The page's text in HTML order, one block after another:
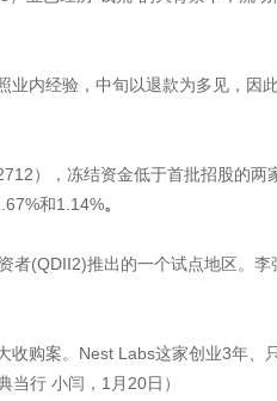
内经验，中旬以退款为多见，因
），冻结资金低于首批招股的两
和1.14%。
者(QDII2)推出的一个试点地区。李
购案。Nest Labs这家创业3年、
行 小闫，1月20日）